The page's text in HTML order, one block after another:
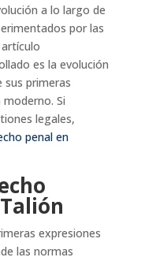
a lo largo de
por las
es la evolución
sus primeras
Si
legales,
penal en
expresiones
las normas